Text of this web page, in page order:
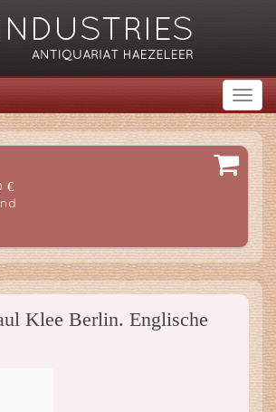
€
Klee Berlin. Englische